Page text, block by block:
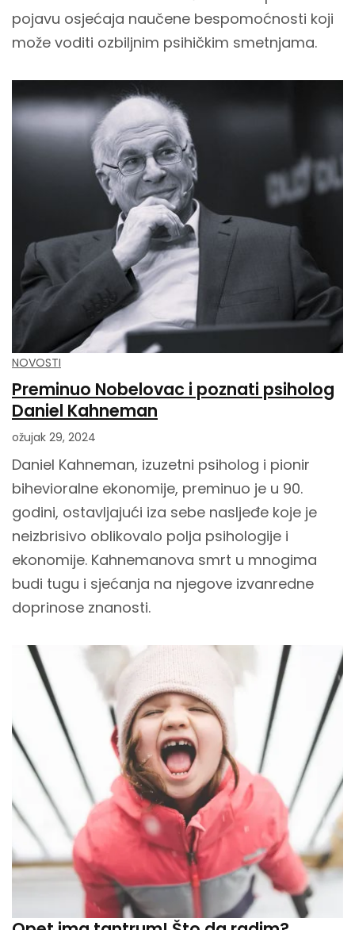
pojavu osjećaja naučene bespomoćnosti koji
može voditi ozbiljnim psihičkim smetnjama.
NOVOSTI
Preminuo Nobelovac i poznati psiholog
Daniel Kahneman
ožujak 29, 2024
Daniel Kahneman, izuzetni psiholog i pionir
bihevioralne ekonomije, preminuo je u 90.
godini, ostavljajući iza sebe nasljeđe koje je
neizbrisivo oblikovalo polja psihologije i
ekonomije. Kahnemanova smrt u mnogima
budi tugu i sjećanja na njegove izvanredne
doprinose znanosti.